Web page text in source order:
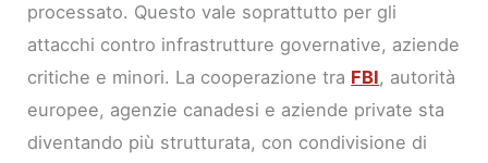
processato. Questo vale soprattutto per gli
attacchi contro infrastrutture governative, aziende
critiche e minori. La cooperazione tra FBI, autorità
europee, agenzie canadesi e aziende private sta
diventando più strutturata, con condivisione di